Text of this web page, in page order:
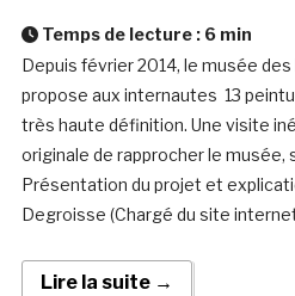
Temps de lecture : 6 min
Depuis février 2014, le musée
propose aux internautes 13
très haute définition. Une visite
originale de rapprocher le
Présentation du projet et
Degroisse (Chargé du site
Lire la suite →